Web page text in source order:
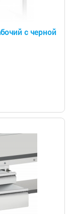
с черной